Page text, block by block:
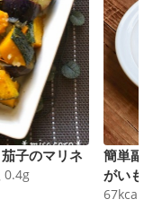
子のマリネ
0.4g
簡単副
がいも
67kcal